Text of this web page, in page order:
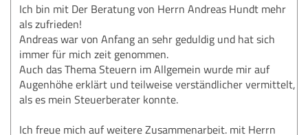
Ich bin mit Der Beratung von Herrn Andreas Hundt mehr
als zufrieden!
Andreas war von Anfang an sehr geduldig und hat sich
immer für mich zeit genommen.
Auch das Thema Steuern im Allgemein wurde mir auf
Augenhöhe erklärt und teilweise verständlicher vermittelt,
als es mein Steuerberater konnte.
Ich freue mich auf weitere Zusammenarbeit. mit Herrn